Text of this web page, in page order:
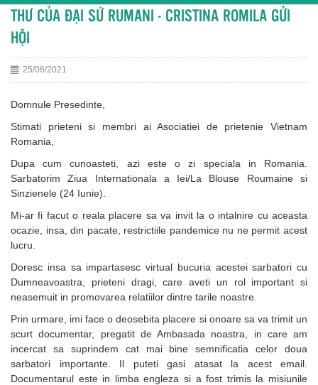
THƯ CỦA ĐẠI SỨ RUMANI - CRISTINA ROMILA GỬI
HỘI
25/06/2021
Domnule Presedinte,
Stimati prieteni si membri ai Asociatiei de prietenie Vietnam
Romania,
Dupa cum cunoasteti, azi este o zi speciala in Romania.
Sarbatorim Ziua Internationala a Iei/La Blouse Roumaine si
Sinzienele (24 Iunie).
Mi-ar fi facut o reala placere sa va invit la o intalnire cu aceasta
ocazie, insa, din pacate, restrictiile pandemice nu ne permit acest
lucru.
Doresc insa sa impartasesc virtual bucuria acestei sarbatori cu
Dumneavoastra, prieteni dragi, care aveti un rol important si
neasemuit in promovarea relatiilor dintre tarile noastre.
Prin urmare, imi face o deosebita placere si onoare sa va trimit un
scurt documentar, pregatit de Ambasada noastra, in care am
incercat sa suprindem cat mai bine semnificatia celor doua
sarbatori importante. Il puteti gasi atasat la acest email.
Documentarul este in limba engleza si a fost trimis la misiunile